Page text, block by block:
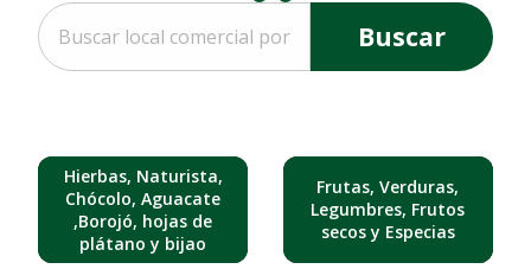
Buscar
Hierbas, Naturista,
Chócolo, Aguacate
,Borojó, hojas de
plátano y bijao
Frutas, Verduras,
Legumbres, Frutos
secos y Especias